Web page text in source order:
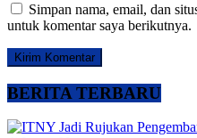
Simpan nama, email, dan
untuk komentar saya berikutnya.
BERITA TERBARU